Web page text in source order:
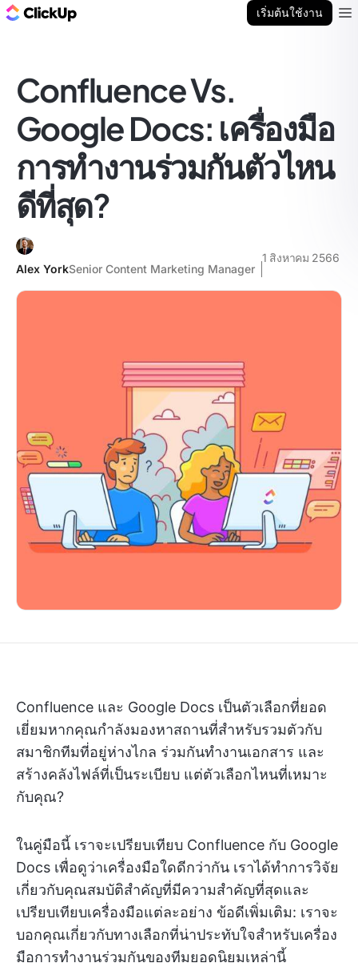
เริ่มต้นใช้งาน
Confluence Vs.
Google Docs: เครื่องมือ
การทำงานร่วมกันตัวไหน
ดีที่สุด?
Alex YorkSenior Content Marketing Manager
1 สิงหาคม 2566
Confluence และ Google Docs เป็นตัวเลือกที่ยอด
เยี่ยมหากคุณกำลังมองหาสถานที่สำหรับรวมตัวกับ
สมาชิกทีมที่อยู่ห่างไกล ร่วมกันทำงานเอกสาร และ
สร้างคลังไฟล์ที่เป็นระเบียบ แต่ตัวเลือกไหนที่เหมาะ
กับคุณ?
ในคู่มือนี้ เราจะเปรียบเทียบ Confluence กับ Google
Docs เพื่อดูว่าเครื่องมือใดดีกว่ากัน เราได้ทำการวิจัย
เกี่ยวกับคุณสมบัติสำคัญที่มีความสำคัญที่สุดและ
เปรียบเทียบเครื่องมือแต่ละอย่าง ข้อดีเพิ่มเติม: เราจะ
บอกคุณเกี่ยวกับทางเลือกที่น่าประทับใจสำหรับเครื่อง
มือการทำงานร่วมกันของทีมยอดนิยมเหล่านี้